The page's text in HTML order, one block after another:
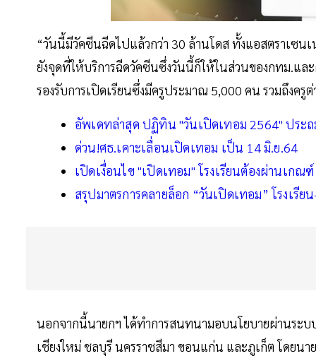
“วันนี้มีวัคซีนฉีดไปแล้วกว่า 30 ล้านโดส ทั้งแอสตราเซน
ยังจุดที่ให้บริการฉีดวัคซีนซึ่งวันนี้ก็ให้ในส่วนของกทม.แล
รองรับการเปิดเรียนซึ่งมีครูประมาณ 5,000 คน รวมถึงครูต่
อัพเดทล่าสุด ปฏิทิน "วันเปิดเทอม 2564" ประ
ด่วน!ศธ.เคาะเลื่อนเปิดเทอม เป็น 14 มิ.ย.64
เปิดเงื่อนไข "เปิดเทอม" โรงเรียนต้องผ่านเกณฑ์
สรุปมาตรการคลายล็อก “วันเปิดเทอม” โรงเรี
นอกจากนี้นายกฯ ได้ทำการสนทนามอบนโยบายผ่านระ
เชียงใหม่ ชลบุรี นครราชสีมา ขอนแก่น และภูเก็ต โดยน